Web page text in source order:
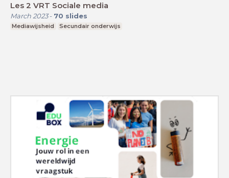
Les 2 VRT Sociale media
March 2023- 70 slides
Mediawijsheid Secundair onderwijs